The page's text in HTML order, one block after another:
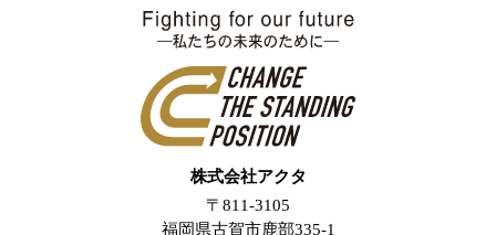
株式会社アクタ
〒811-3105
福岡県古賀市鹿部335-1